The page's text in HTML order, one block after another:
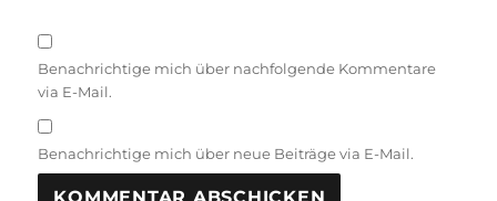
Benachrichtige mich über nachfolgende Kommentare
via E-Mail.
Benachrichtige mich über neue Beiträge via E-Mail.